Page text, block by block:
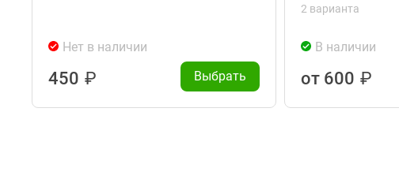
Нет в наличии
450 ₽ Выбрать
2 варианта
В наличии
от 600 ₽